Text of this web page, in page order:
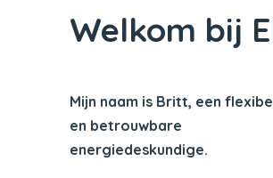
Welkom bij
Mijn naam is Britt, een
en betrouwbare
energiedeskundige.